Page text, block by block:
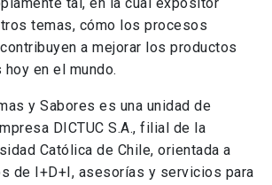
temas, cómo los procesos
a mejorar los productos
en el mundo.
y Sabores es una unidad de
DICTUC S.A., filial de la
Católica de Chile, orientada a
de I+D+I, asesorías y servicios para